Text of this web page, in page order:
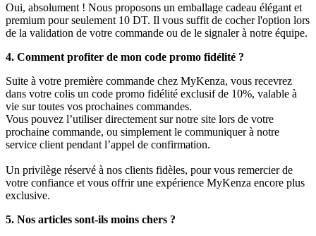
Oui, absolument ! Nous proposons un emballage cadeau élégant et
premium pour seulement 10 DT. Il vous suffit de cocher l'option lors
de la validation de votre commande ou de le signaler à notre équipe.
4. Comment profiter de mon code promo fidélité ?
Suite à votre première commande chez MyKenza, vous recevrez
dans votre colis un code promo fidélité exclusif de 10%, valable à
vie sur toutes vos prochaines commandes.
Vous pouvez l’utiliser directement sur notre site lors de votre
prochaine commande, ou simplement le communiquer à notre
service client pendant l’appel de confirmation.
Un privilège réservé à nos clients fidèles, pour vous remercier de
votre confiance et vous offrir une expérience MyKenza encore plus
exclusive.
5. Nos articles sont-ils moins chers ?